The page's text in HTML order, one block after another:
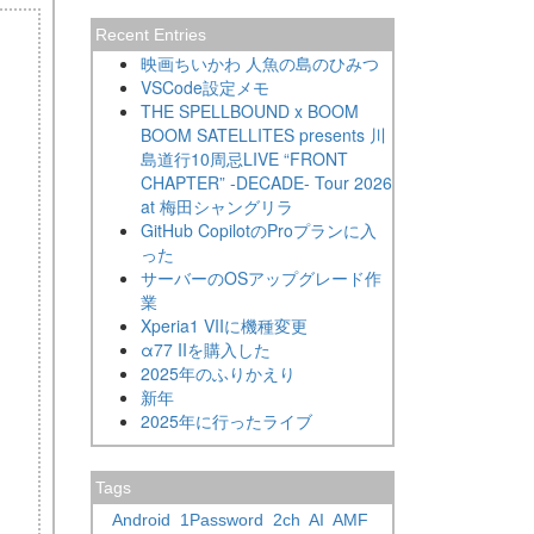
Recent Entries
映画ちいかわ 人魚の島のひみつ
VSCode設定メモ
THE SPELLBOUND x BOOM
BOOM SATELLITES presents 川
島道行10周忌LIVE “FRONT
CHAPTER” -DECADE- Tour 2026
at 梅田シャングリラ
GitHub CopilotのProプランに入
った
サーバーのOSアップグレード作
業
Xperia1 VIIに機種変更
α77 IIを購入した
2025年のふりかえり
新年
2025年に行ったライブ
Tags
Android
1Password 2ch AI AMF